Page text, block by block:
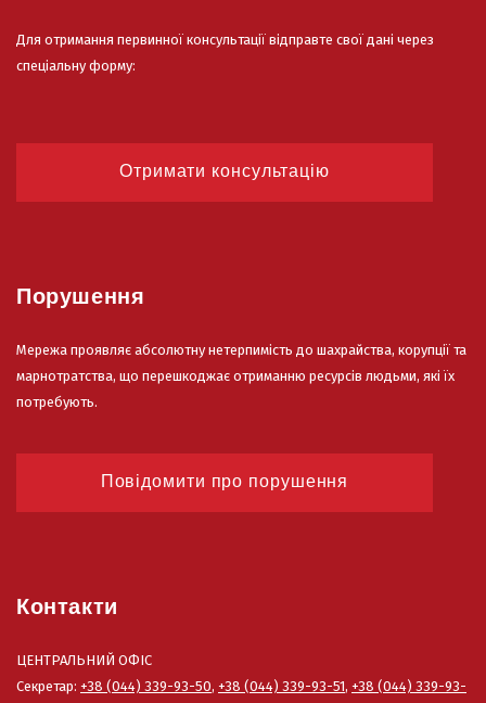
Для отримання первинної консультації відправте свої дані через
спеціальну форму:
Отримати консультацію
Порушення
Мережа проявляє абсолютну нетерпимість до шахрайства, корупції та
марнотратства, що перешкоджає отриманню ресурсів людьми, які їх
потребують.
Повідомити про порушення
Контакти
ЦЕНТРАЛЬНИЙ ОФІС
Секретар: +38 (044) 339-93-50, +38 (044) 339-93-51, +38 (044) 339-93-